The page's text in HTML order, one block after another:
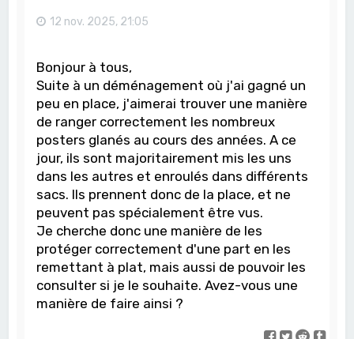
12 nov. 2025, 21:05
Bonjour à tous,
Suite à un déménagement où j'ai gagné un
peu en place, j'aimerai trouver une manière
de ranger correctement les nombreux
posters glanés au cours des années. A ce
jour, ils sont majoritairement mis les uns
dans les autres et enroulés dans différents
sacs. Ils prennent donc de la place, et ne
peuvent pas spécialement être vus.
Je cherche donc une manière de les
protéger correctement d'une part en les
remettant à plat, mais aussi de pouvoir les
consulter si je le souhaite. Avez-vous une
manière de faire ainsi ?